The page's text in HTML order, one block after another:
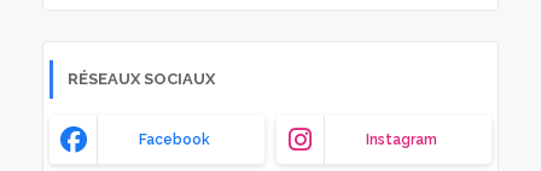
RÉSEAUX SOCIAUX
Facebook Instagram